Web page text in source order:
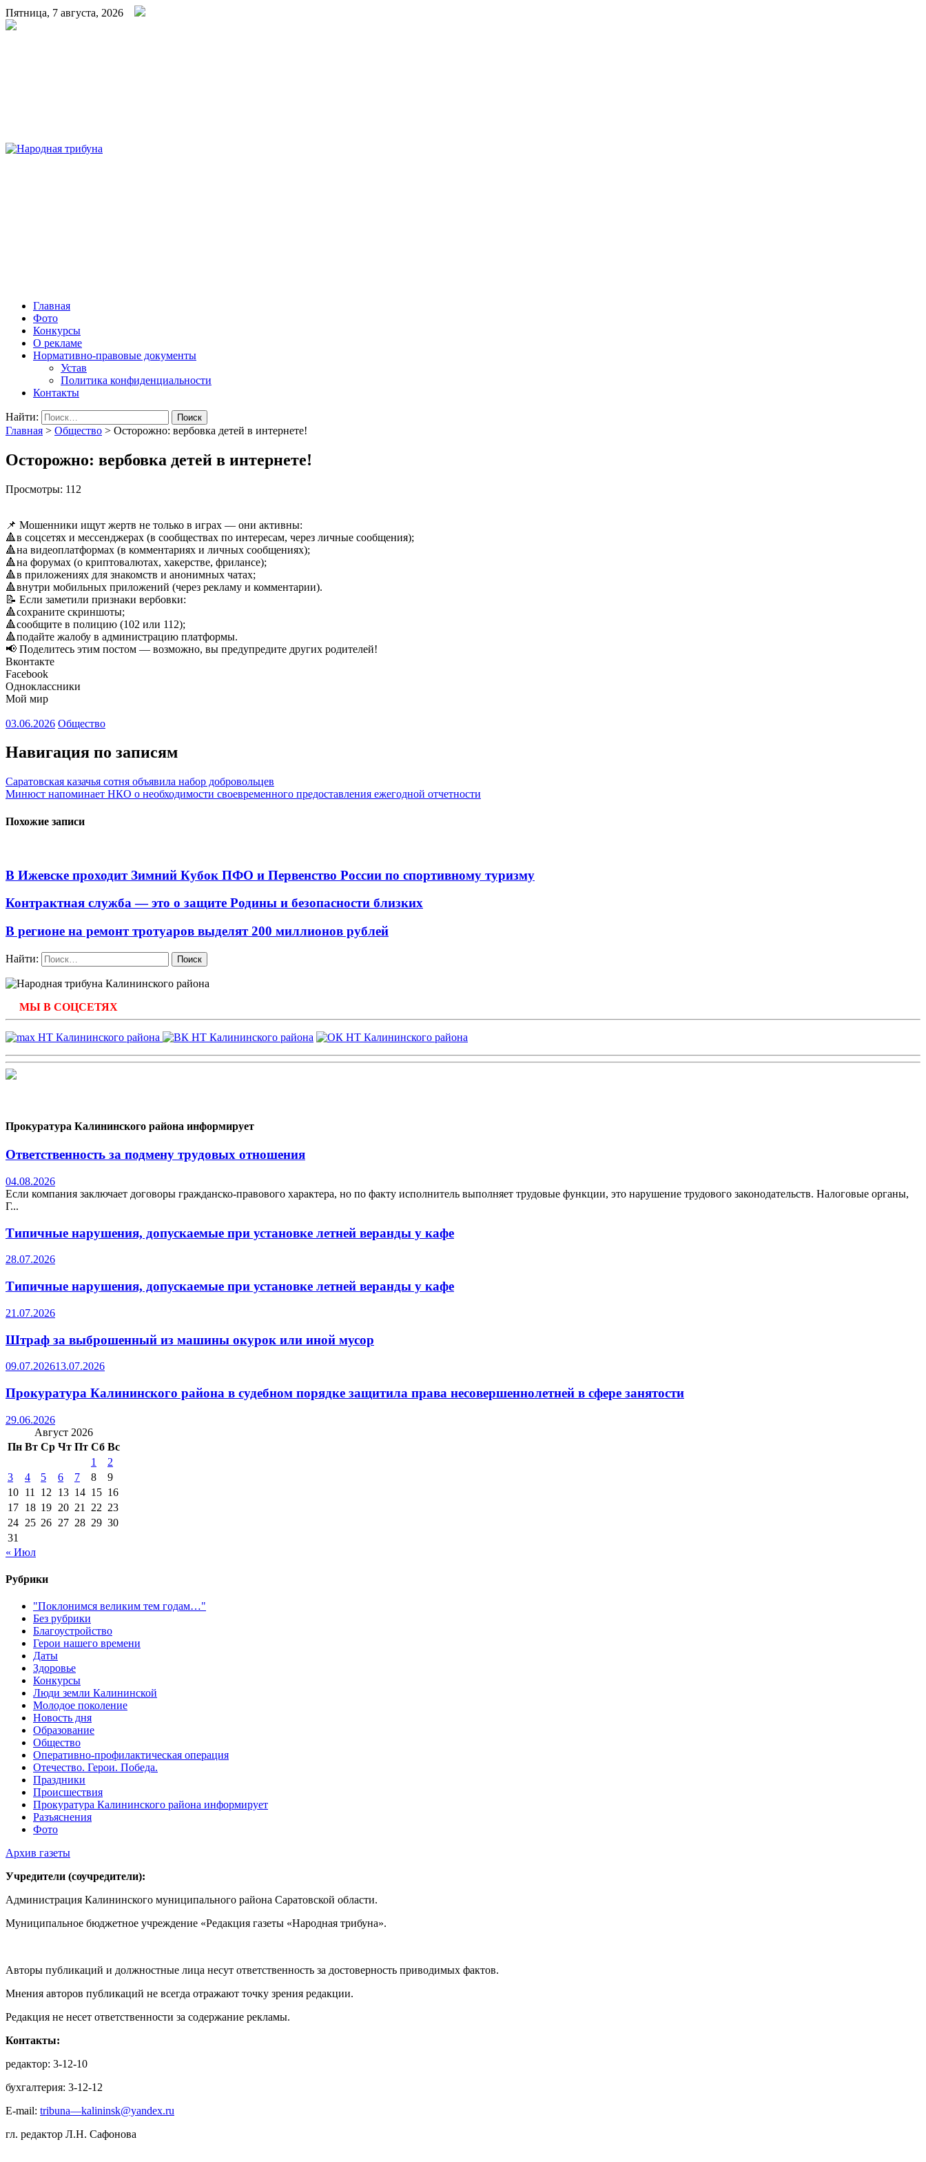
Пятница, 7 августа, 2026
Главная
Фото
Конкурсы
О рекламе
Нормативно-правовые документы
Устав
Политика конфиденциальности
Контакты
Найти:
Главная > Общество > Осторожно: вербовка детей в интернете!
Осторожно: вербовка детей в интернете!
Просмотры: 112
📌 Мошенники ищут жертв не только в играх — они активны:
🔺в соцсетях и мессенджерах (в сообществах по интересам, через личные сообщения);
🔺на видеоплатформах (в комментариях и личных сообщениях);
🔺на форумах (о криптовалютах, хакерстве, фрилансе);
🔺в приложениях для знакомств и анонимных чатах;
🔺внутри мобильных приложений (через рекламу и комментарии).
📝 Если заметили признаки вербовки:
🔺сохраните скриншоты;
🔺сообщите в полицию (102 или 112);
🔺подайте жалобу в администрацию платформы.
📢 Поделитесь этим постом — возможно, вы предупредите других родителей!
Вконтакте
Facebook
Одноклассники
Мой мир
03.06.2026 Общество
Навигация по записям
Саратовская казачья сотня объявила набор добровольцев
Минюст напоминает НКО о необходимости своевременного предоставления ежегодной отчетности
Похожие записи
В Ижевске проходит Зимний Кубок ПФО и Первенство России по спортивному туризму
Контрактная служба — это о защите Родины и безопасности близких
В регионе на ремонт тротуаров выделят 200 миллионов рублей
Найти:
МЫ В СОЦСЕТЯХ
Прокуратура Калининского района информирует
Ответственность за подмену трудовых отношения
04.08.2026
Если компания заключает договоры гражданско-правового характера, но по факту исполнитель выполняет трудовые функции, это нарушение трудового законодательств. Налоговые органы,
Г...
Типичные нарушения, допускаемые при установке летней веранды у кафе
28.07.2026
Типичные нарушения, допускаемые при установке летней веранды у кафе
21.07.2026
Штраф за выброшенный из машины окурок или иной мусор
09.07.202613.07.2026
Прокуратура Калининского района в судебном порядке защитила права несовершеннолетней в сфере занятости
29.06.2026
Август 2026
Пн Вт Ср Чт Пт Сб Вс
1
2
3
4 5 6 7 8
9
10 11 12 13 14 15 16
17 18 19 20 21 22 23
24 25 26 27 28 29 30
31
« Июл
Рубрики
"Поклонимся великим тем годам…"
Без рубрики
Благоустройство
Герои нашего времени
Даты
Здоровье
Конкурсы
Люди земли Калининской
Молодое поколение
Новость дня
Образование
Общество
Оперативно-профилактическая операция
Отечество. Герои. Победа.
Праздники
Происшествия
Прокуратура Калининского района информирует
Разъяснения
Фото
Архив газеты
Учредители (соучредители):
Администрация Калининского муниципального района Саратовской области.
Муниципальное бюджетное учреждение «Редакция газеты «Народная трибуна».
Авторы публикаций и должностные лица несут ответственность за достоверность приводимых фактов.
Мнения авторов публикаций не всегда отражают точку зрения редакции.
Редакция не несет ответственности за содержание рекламы.
Контакты:
редактор: 3-12-10
бухгалтерия: 3-12-12
E-mail: tribuna—kalininsk@yandex.ru
гл. редактор Л.Н. Сафонова